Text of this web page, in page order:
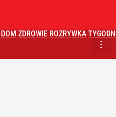
DOM ZDROWIE ROZRYWKA